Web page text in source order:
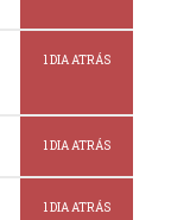
1 DIA ATRÁS
1 DIA ATRÁS
1 DIA ATRÁS